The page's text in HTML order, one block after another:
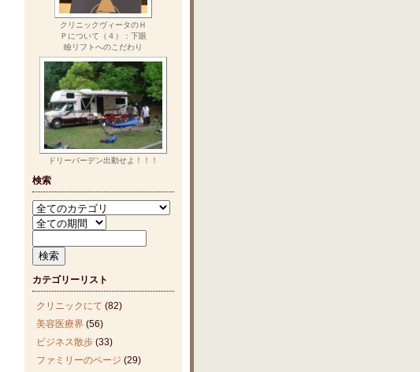
クリニックヴィータのＨ
Ｐについて（４）：下眼
瞼リフトへのこだわり
ドリーバーデン出動せよ！！！
検索
カテゴリーリスト
クリニックにて (82)
美容医療界 (56)
ビジネス散歩 (33)
ファミリーのページ (29)